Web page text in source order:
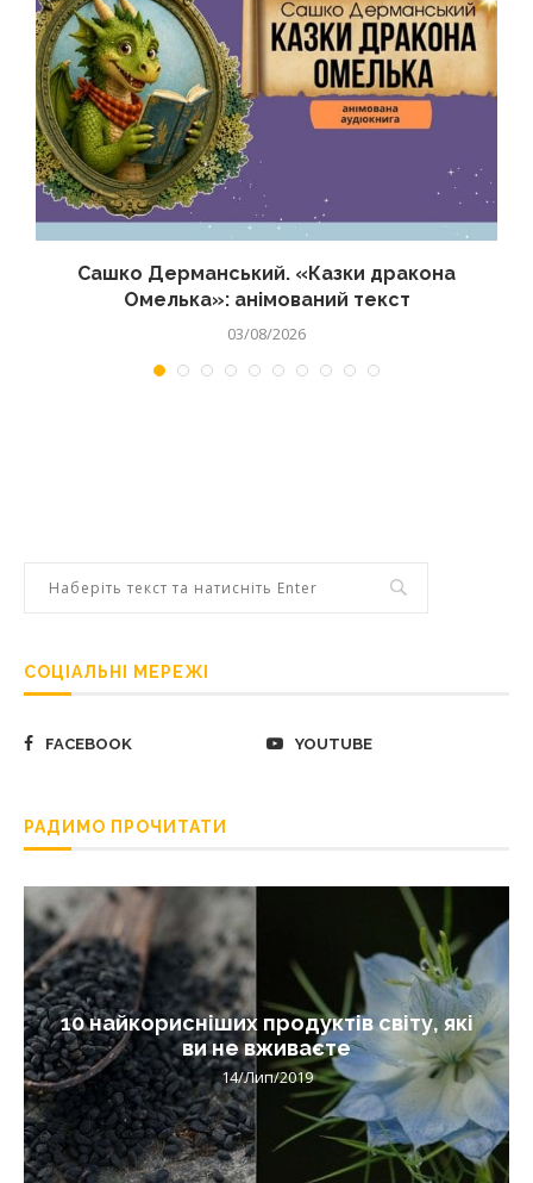
Сашко Дерманський. «Казки дракона
Омелька»: анімований текст
03/08/2026
СОЦІАЛЬНІ МЕРЕЖІ
FACEBOOK YOUTUBE
РАДИМО ПРОЧИТАТИ
10 найкорисніших продуктів світу, які
ви не вживаєте
14/Лип/2019